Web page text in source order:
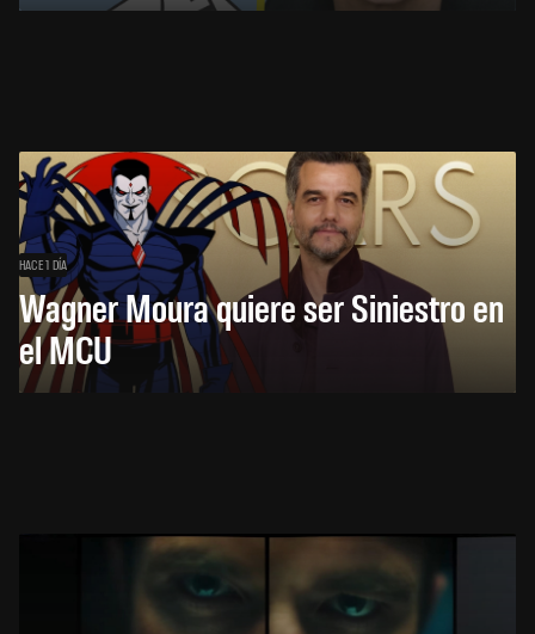
HACE 1 DÍA
Wagner Moura quiere ser Siniestro en
el MCU